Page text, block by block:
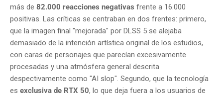
más de 82.000 reacciones negativas frente a 16.000
positivas. Las críticas se centraban en dos frentes: primero,
que la imagen final "mejorada" por DLSS 5 se alejaba
demasiado de la intención artística original de los estudios,
con caras de personajes que parecían excesivamente
procesadas y una atmósfera general descrita
despectivamente como "AI slop". Segundo, que la tecnología
es exclusiva de RTX 50, lo que deja fuera a los usuarios de